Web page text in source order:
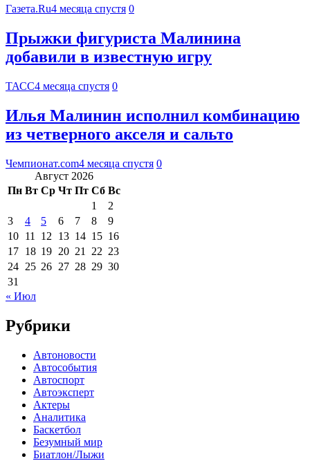
Газета.Ru4 месяца спустя 0
Прыжки фигуриста Малинина
добавили в известную игру
ТАСС4 месяца спустя 0
Илья Малинин исполнил комбинацию
из четверного акселя и сальто
Чемпионат.com4 месяца спустя 0
Август 2026
Пн Вт Ср Чт Пт Сб Вс
1
2
3
4 5 6 7 8
9
10 11 12 13 14 15 16
17 18 19 20 21 22 23
24 25 26 27 28 29 30
31
« Июл
Рубрики
Автоновости
Автособытия
Автоспорт
Автоэксперт
Актеры
Аналитика
Баскетбол
Безумный мир
Биатлон/Лыжи